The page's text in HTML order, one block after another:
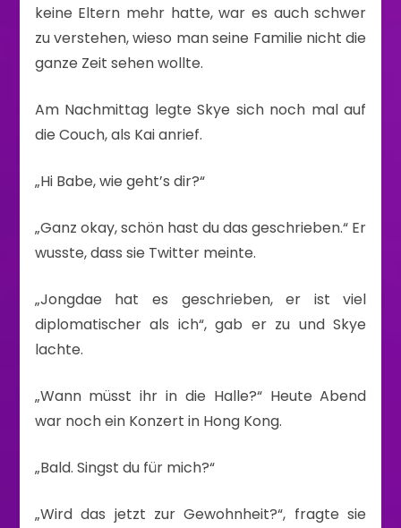
keine Eltern mehr hatte, war es auch schwer
zu verstehen, wieso man seine Familie nicht die
ganze Zeit sehen wollte.
Am Nachmittag legte Skye sich noch mal auf
die Couch, als Kai anrief.
„Hi Babe, wie geht’s dir?“
„Ganz okay, schön hast du das geschrieben.“ Er
wusste, dass sie Twitter meinte.
„Jongdae hat es geschrieben, er ist viel
diplomatischer als ich“, gab er zu und Skye
lachte.
„Wann müsst ihr in die Halle?“ Heute Abend
war noch ein Konzert in Hong Kong.
„Bald. Singst du für mich?“
„Wird das jetzt zur Gewohnheit?“, fragte sie